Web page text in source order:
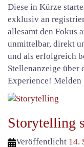
Diese in Kürze
exklusiv an
allesamt den Fokus
unmittelbar, direkt
und als erfolgreich
Stellenanzeige über
Experience!
Storytelling
Veröffentlicht 14.